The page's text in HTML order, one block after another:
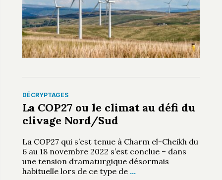
DÉCRYPTAGES
La COP27 ou le climat au défi du
clivage Nord/Sud
La COP27 qui s’est tenue à Charm el-Cheikh du
6 au 18 novembre 2022 s’est conclue – dans
une tension dramaturgique désormais
habituelle lors de ce type de …